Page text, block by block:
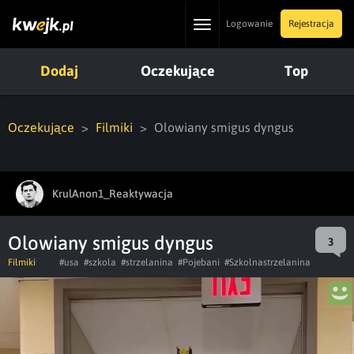
ToggleLogowanie Rejestracja
Dodaj Oczekujące Top
Oczekujące Filmiki Olowiany smigus dyngus
KrulAnon1_Reaktywacja
Olowiany smigus dyngus 3
Filmiki #usa #szkola #strzelanina #Pojebani #Szkolnastrzelanina